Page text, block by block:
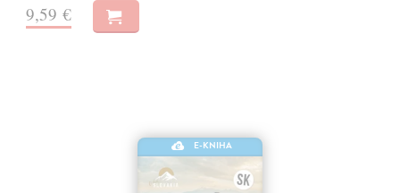
9,59 €
E-KNIHA